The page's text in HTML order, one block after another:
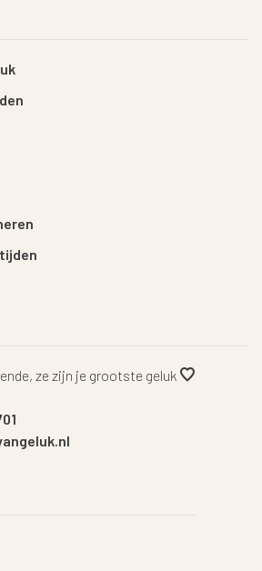
ze zijn je grootste geluk